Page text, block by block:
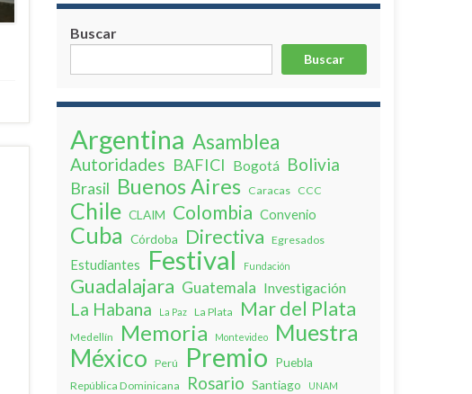
Buscar
Buscar
Argentina Asamblea
Autoridades BAFICI Bogotá Bolivia
Brasil Buenos Aires Caracas CCC
Chile CLAIM Colombia Convenio
Cuba Córdoba Directiva Egresados
Estudiantes Festival Fundación
Guadalajara Guatemala Investigación
La Habana La Paz La Plata Mar del Plata
Medellín Memoria Montevideo Muestra
México Perú Premio Puebla
República Dominicana Rosario Santiago UNAM